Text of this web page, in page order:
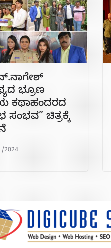
ಭ್ರೂಣ
ಕಥಾಹಂದರದ
ಸಂಭವ” ಚಿತ್ರಕ್ಕೆ
2024